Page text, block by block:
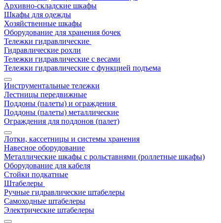
Архивно-складские шкафы
Шкафы для одежды
Хозяйственные шкафы
Оборудование для хранения бочек
Тележки гидравлические
Гидравлические рохли
Тележки гидравлические с весами
Тележки гидравлические с функцией подъема
Инструментальные тележки
Лестницы передвижные
Поддоны (палеты) и ограждения
Поддоны (палеты) металлические
Ограждения для поддонов (палет)
Лотки, кассетницы и системы хранения
Навесное оборудование
Металлические шкафы с рольставнями (роллетные шкафы)
Оборудование для кабеля
Стойки подкатные
Штабелеры
Ручные гидравлические штабелеры
Самоходные штабелеры
Электрические штабелеры